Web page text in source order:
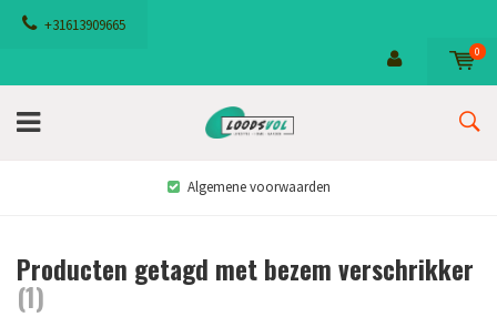
+31613909665
0
Algemene voorwaarden
Producten getagd met bezem verschrikker
(1)